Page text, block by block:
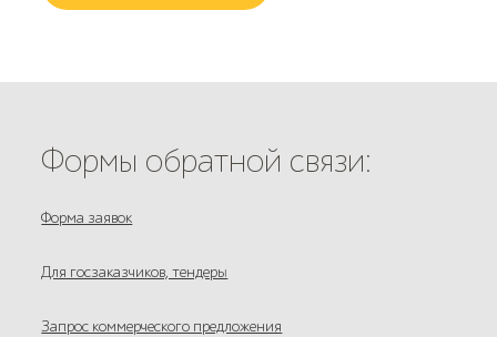
Формы обратной связи:
Форма заявок
Для госзаказчиков, тендеры
Запрос коммерческого предложения